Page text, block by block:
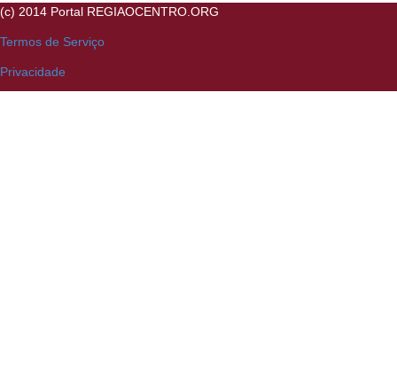
(c) 2014 Portal REGIAOCENTRO.ORG
Termos de Serviço
Privacidade